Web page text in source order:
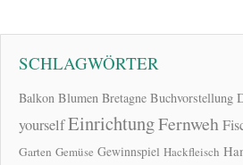
SCHLAGWÖRTER
Balkon Blumen Bretagne Buchvorstellung
yourselfEinrichtungFernweh
Garten Gemüse Gewinnspiel Hackfleisch